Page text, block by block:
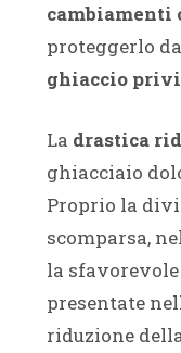
proteggerlo
ghiaccio privi
La drastica
ghiacciaio
Proprio la
scomparsa,
la sfavorevole
presentate
riduzione